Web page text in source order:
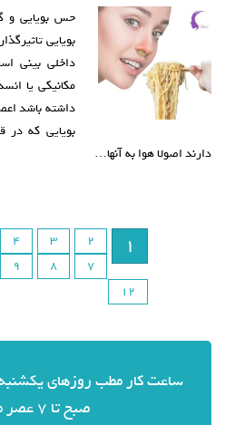
حس بویایی و
بویایی
داخلی بینی
مکانیکی یا
داشته باشد
بویایی که در
دارند اصولا هوا به آنها…
1
2
3
4
7
8
9
12
صبح تا 7 عصر می باشد